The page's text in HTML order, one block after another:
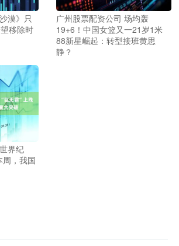
漠》只
移除时
广州股票配资公司 场均轰
19+6！中国女篮又一21岁1米
88新星崛起：转型接班黄思
静？
界纪
周，我国